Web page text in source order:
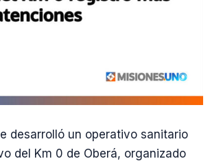
desarrolló un operativo sanitario
del Km 0 de Oberá, organizado